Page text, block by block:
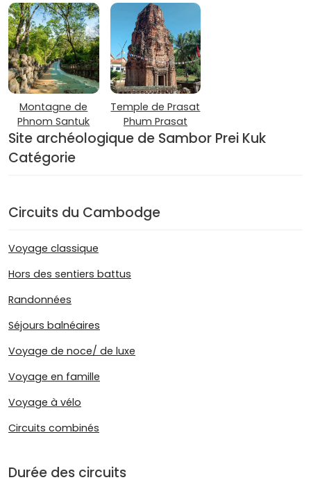
Montagne de
Phnom Santuk
Temple de Prasat
Phum Prasat
Site archéologique de Sambor Prei Kuk
Catégorie
Circuits du Cambodge
Voyage classique
Hors des sentiers battus
Randonnées
Séjours balnéaires
Voyage de noce/ de luxe
Voyage en famille
Voyage à vélo
Circuits combinés
Durée des circuits